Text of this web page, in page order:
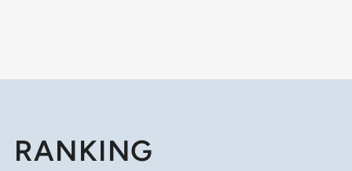
RANKING